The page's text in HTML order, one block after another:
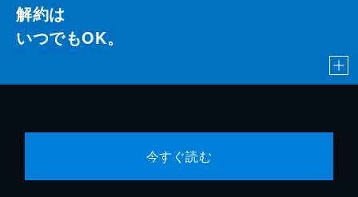
解約は
いつでもOK。
今すぐ読む